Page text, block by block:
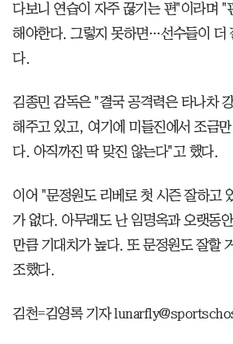
다보니 연습이 자주 끊기는 편"이라며 "
해야한다. 그렇지 못하면…선수들이 더
다.
김종민 감독은 "결국 공격력은 타나차
해주고 있고, 여기에 미들진에서 조금
다. 아직까진 딱 맞진 않는다"고 했다.
이어 "문정원도 리베로 첫 시즌 잘하고
가 없다. 아무래도 난 임명옥과 오랫동
만큼 기대치가 높다. 또 문정원도 잘할
조했다.
김천=김영록 기자